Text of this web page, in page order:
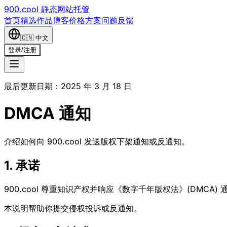
900.cool 静态网站托管
首页精选作品博客价格方案问题反馈
🇨🇳 中文
登录/注册
最后更新日期：2025 年 3 月 18 日
DMCA 通知
介绍如何向 900.cool 发送版权下架通知或反通知。
1. 承诺
900.cool 尊重知识产权并响应《数字千年版权法》(DMCA)
本说明帮助你提交侵权投诉或反通知。